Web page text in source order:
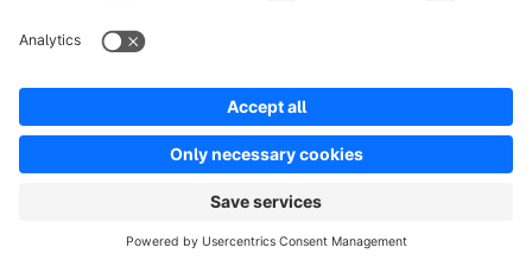
Terms & ConditionsPrivacyLegal notice
Copyright © shopware AG - All rights reserved